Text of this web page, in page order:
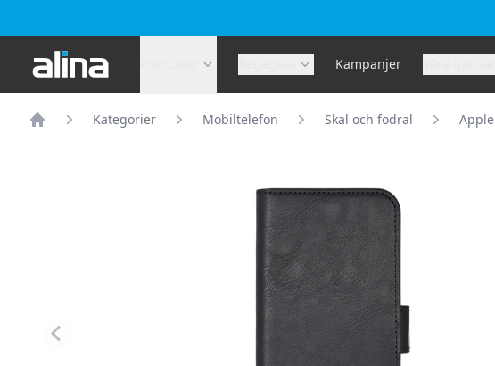
Alina.se Kampanjer
Kategorier Mobiltelefon Skal och fodral Apple